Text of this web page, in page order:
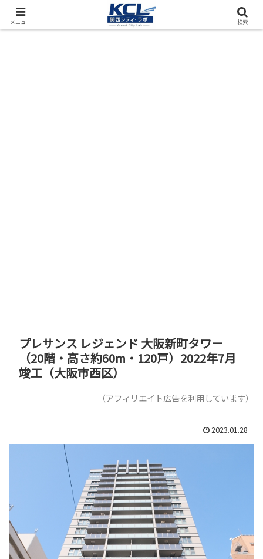
都市再開発をフィールド調査（累計アクセス数4000万PV）
プレサンス レジェンド 大阪新町タワー
（20階・高さ約60m・120戸）2022年7月
竣工（大阪市西区）
（アフィリエイト広告を利用しています）
2023.01.28
メニュー 検索